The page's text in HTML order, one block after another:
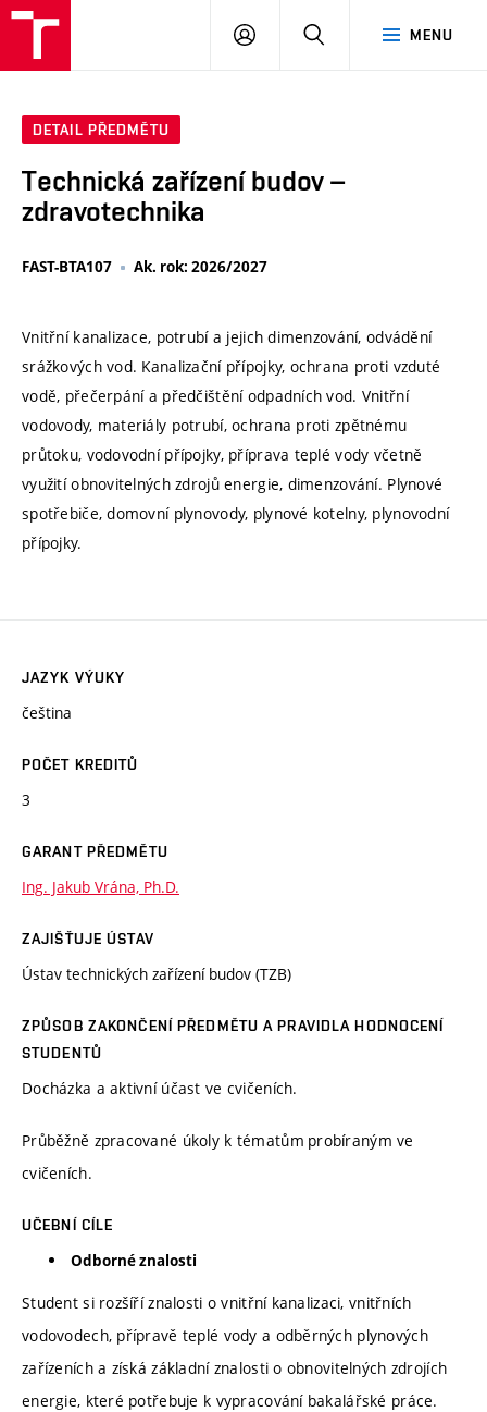
MENU
PŘIHLÁSIT
DETAIL PŘEDMĚTU
Technická zařízení budov –
zdravotechnika
FAST-BTA107 Ak. rok: 2026/2027
Vnitřní kanalizace, potrubí a jejich dimenzování, odvádění
srážkových vod. Kanalizační přípojky, ochrana proti vzduté
vodě, přečerpání a předčištění odpadních vod. Vnitřní
vodovody, materiály potrubí, ochrana proti zpětnému
průtoku, vodovodní přípojky, příprava teplé vody včetně
využití obnovitelných zdrojů energie, dimenzování. Plynové
spotřebiče, domovní plynovody, plynové kotelny, plynovodní
přípojky.
JAZYK VÝUKY
čeština
POČET KREDITŮ
3
GARANT PŘEDMĚTU
Ing. Jakub Vrána, Ph.D.
ZAJIŠŤUJE ÚSTAV
Ústav technických zařízení budov (TZB)
ZPŮSOB ZAKONČENÍ PŘEDMĚTU A PRAVIDLA HODNOCENÍ
STUDENTŮ
Docházka a aktivní účast ve cvičeních.
Průběžně zpracované úkoly k tématům probíraným ve
cvičeních.
UČEBNÍ CÍLE
Odborné znalosti
Student si rozšíří znalosti o vnitřní kanalizaci, vnitřních
vodovodech, přípravě teplé vody a odběrných plynových
zařízeních a získá základní znalosti o obnovitelných zdrojích
energie, které potřebuje k vypracování bakalářské práce.